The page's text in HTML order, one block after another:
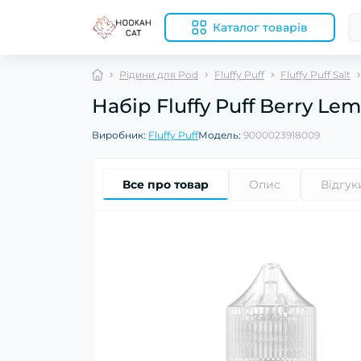
Каталог товарів
Рідини для Pod Fluffy Puff Fluffy Puff Salt
Набір Fluffy Puff Berry
Виробник: Fluffy PuffМодель: 9000023918009
Все про товар Опис